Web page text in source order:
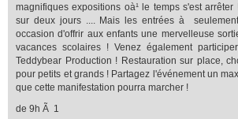
magnifiques expositions oà¹ le temps s'est
sur deux jours .... Mais les entrées à
occasion d'offrir aux enfants une mervelleuse
vacances scolaires ! Venez également
Teddybear Production ! Restauration sur place,
pour petits et grands ! Partagez l'événement un
que cette manifestation pourra marcher !
de 9h Ã 1